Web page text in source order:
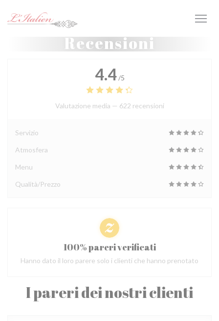
Recensioni
I pareri dei nostri clienti
4.4 /5
Valutazione media — 622 recensioni
Servizio
Atmosfera
Menu
Qualità/Prezzo
100% pareri verificati
Hanno dato il loro parere solo i clienti che hanno prenotato